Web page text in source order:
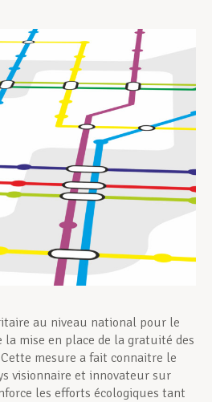
privée
professionnel
au niveau national pour le
mise en place de la gratuité des
mesure a fait connaitre le
visionnaire et innovateur sur
les efforts écologiques tant